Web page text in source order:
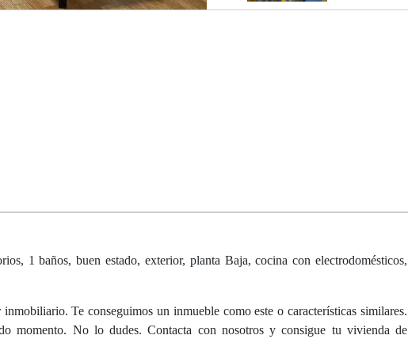
1 baños, buen estado, exterior, planta Baja, cocina con electrodomésticos,
Te conseguimos un inmueble como este o características similares.
momento. No lo dudes. Contacta con nosotros y consigue tu vivienda de